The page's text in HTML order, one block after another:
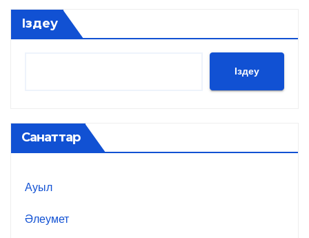
Іздеу
Іздеу
Санаттар
Ауыл
Әлеумет